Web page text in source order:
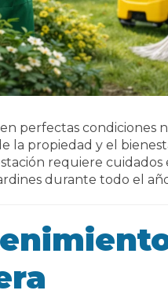
perfectas condiciones
la propiedad y el
requiere
durante todo el